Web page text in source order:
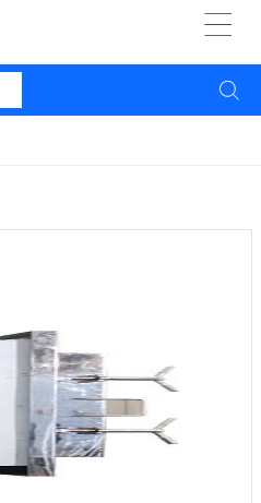

